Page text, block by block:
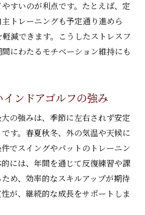
すいのが利点です。たとえば、定
トレーニングも予定通り進めら
減できます。こうしたストレスフ
にわたるモチベーション維持にも
ンドアゴルフの強み
の強みは、季節に左右されず安定
す。春夏秋冬、外の気温や天候に
でスイングやパットのトレーニン
には、年間を通じて反復練習や課
め、効率的なスキルアップが期待
が、継続的な成長をサポートしま